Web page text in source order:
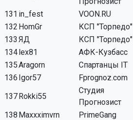
131 in_fest VOON.RU
132 HomGr КСП "Торпедо"
133 ЯД КСП "Торпедо"
134lex81 АФК-Кузбасс
135Aragorn Спартанцы IT
136 Igor57 Fprognoz.com
137Rokki55
Студия
Прогнозист
138 Maxxximvrn PrimeGang